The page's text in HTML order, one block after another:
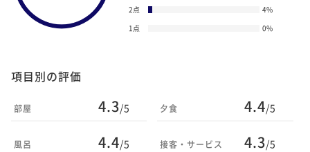
2点
4%
1点
0%
項目別の評価
部屋 4.3/5
風呂 4.4/5
夕食 4.4/5
接客・サービス 4.3/5